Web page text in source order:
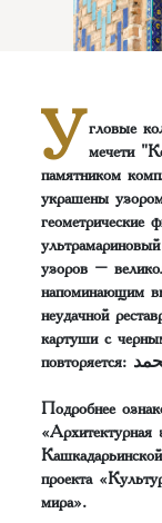
У гловые
мечети
памятником
украшены
геометрические
узоров –
напоминающим
неудачной
картуши с
Подробнее
«Архитектурная
проекта
мира».